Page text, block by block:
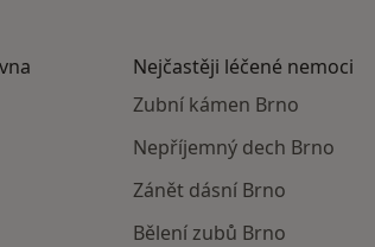
Nejčastěji léčené nemoci
Zubní kámen Brno
Nepříjemný dech Brno
Zánět dásní Brno
Bělení zubů Brno